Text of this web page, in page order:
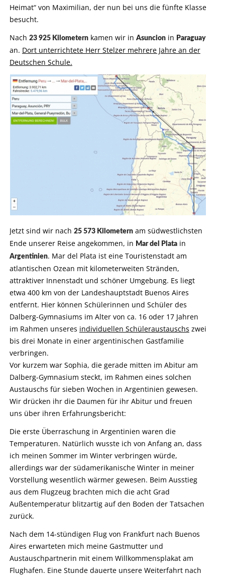
Heimat“ von Maximilian, der nun bei uns die fünfte Klasse
besucht.
Nach 23 925 Kilometernkamen wir in Asuncionin Paraguay
an. Dort unterrichtete Herr Stelzer mehrere Jahre an der
Deutschen Schule.
Jetzt sind wir nach 25 573 Kilometernam südwestlichsten
Ende unserer Reise angekommen, in Mar del Platain
Argentinien. Mar del Plata ist eine Touristenstadt am
atlantischen Ozean mit kilometerweiten Stränden,
attraktiver Innenstadt und schöner Umgebung. Es liegt
etwa 400 km von der Landeshauptstadt Buenos Aires
entfernt. Hier können Schülerinnen und Schüler des
Dalberg-Gymnasiums im Alter von ca. 16 oder 17 Jahren
im Rahmen unseres individuellen Schüleraustauschs zwei
bis drei Monate in einer argentinischen Gastfamilie
verbringen.
Vor kurzem war Sophia, die gerade mitten im Abitur am
Dalberg-Gymnasium steckt, im Rahmen eines solchen
Austauschs für sieben Wochen in Argentinien gewesen.
Wir drücken ihr die Daumen für ihr Abitur und freuen
uns über ihren Erfahrungsbericht:
Die erste Überraschung in Argentinien waren die
Temperaturen. Natürlich wusste ich von Anfang an, dass
ich meinen Sommer im Winter verbringen würde,
allerdings war der südamerikanische Winter in meiner
Vorstellung wesentlich wärmer gewesen. Beim Ausstieg
aus dem Flugzeug brachten mich die acht Grad
Außentemperatur blitzartig auf den Boden der Tatsachen
zurück.
Nach dem 14-stündigen Flug von Frankfurt nach Buenos
Aires erwarteten mich meine Gastmutter und
Austauschpartnerin mit einem Willkommensplakat am
Flughafen. Eine Stunde dauerte unsere Weiterfahrt nach